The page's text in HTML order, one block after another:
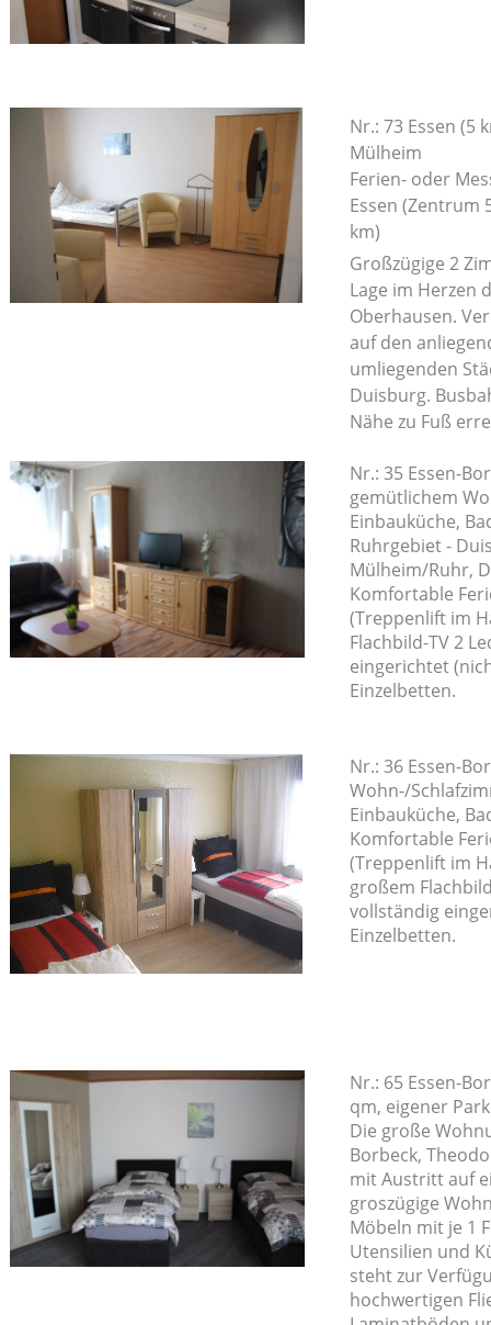
Nr.: 73 Essen (5
Mülheim
Ferien- oder
Essen (Zentrum
km)
Großzügige 2
Lage im Herzen
Oberhausen.
auf den
umliegenden
Duisburg.
Nähe zu Fuß
Nr.: 35 Essen-
gemütlichem
Einbauküche,
Ruhrgebiet -
Mülheim/Ruhr,
Komfortable
(Treppenlift im
Flachbild-TV 2
eingerichtet
Einzelbetten.
Nr.: 36 Essen-
Wohn-/
Einbauküche,
Komfortable
(Treppenlift im
großem
vollständig
Einzelbetten.
Nr.: 65 Essen-
qm, eigener
Die große
Borbeck,
mit Austritt auf
groszügige
Möbeln mit je 1
Utensilien und
steht zur
hochwertigen